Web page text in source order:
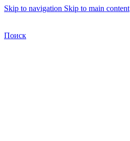
Skip to navigation Skip to main content
Поиск